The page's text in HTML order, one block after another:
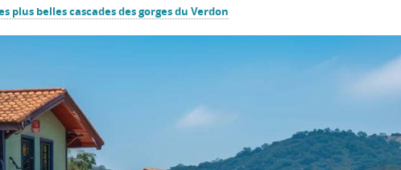
plus belles cascades des gorges du Verdon